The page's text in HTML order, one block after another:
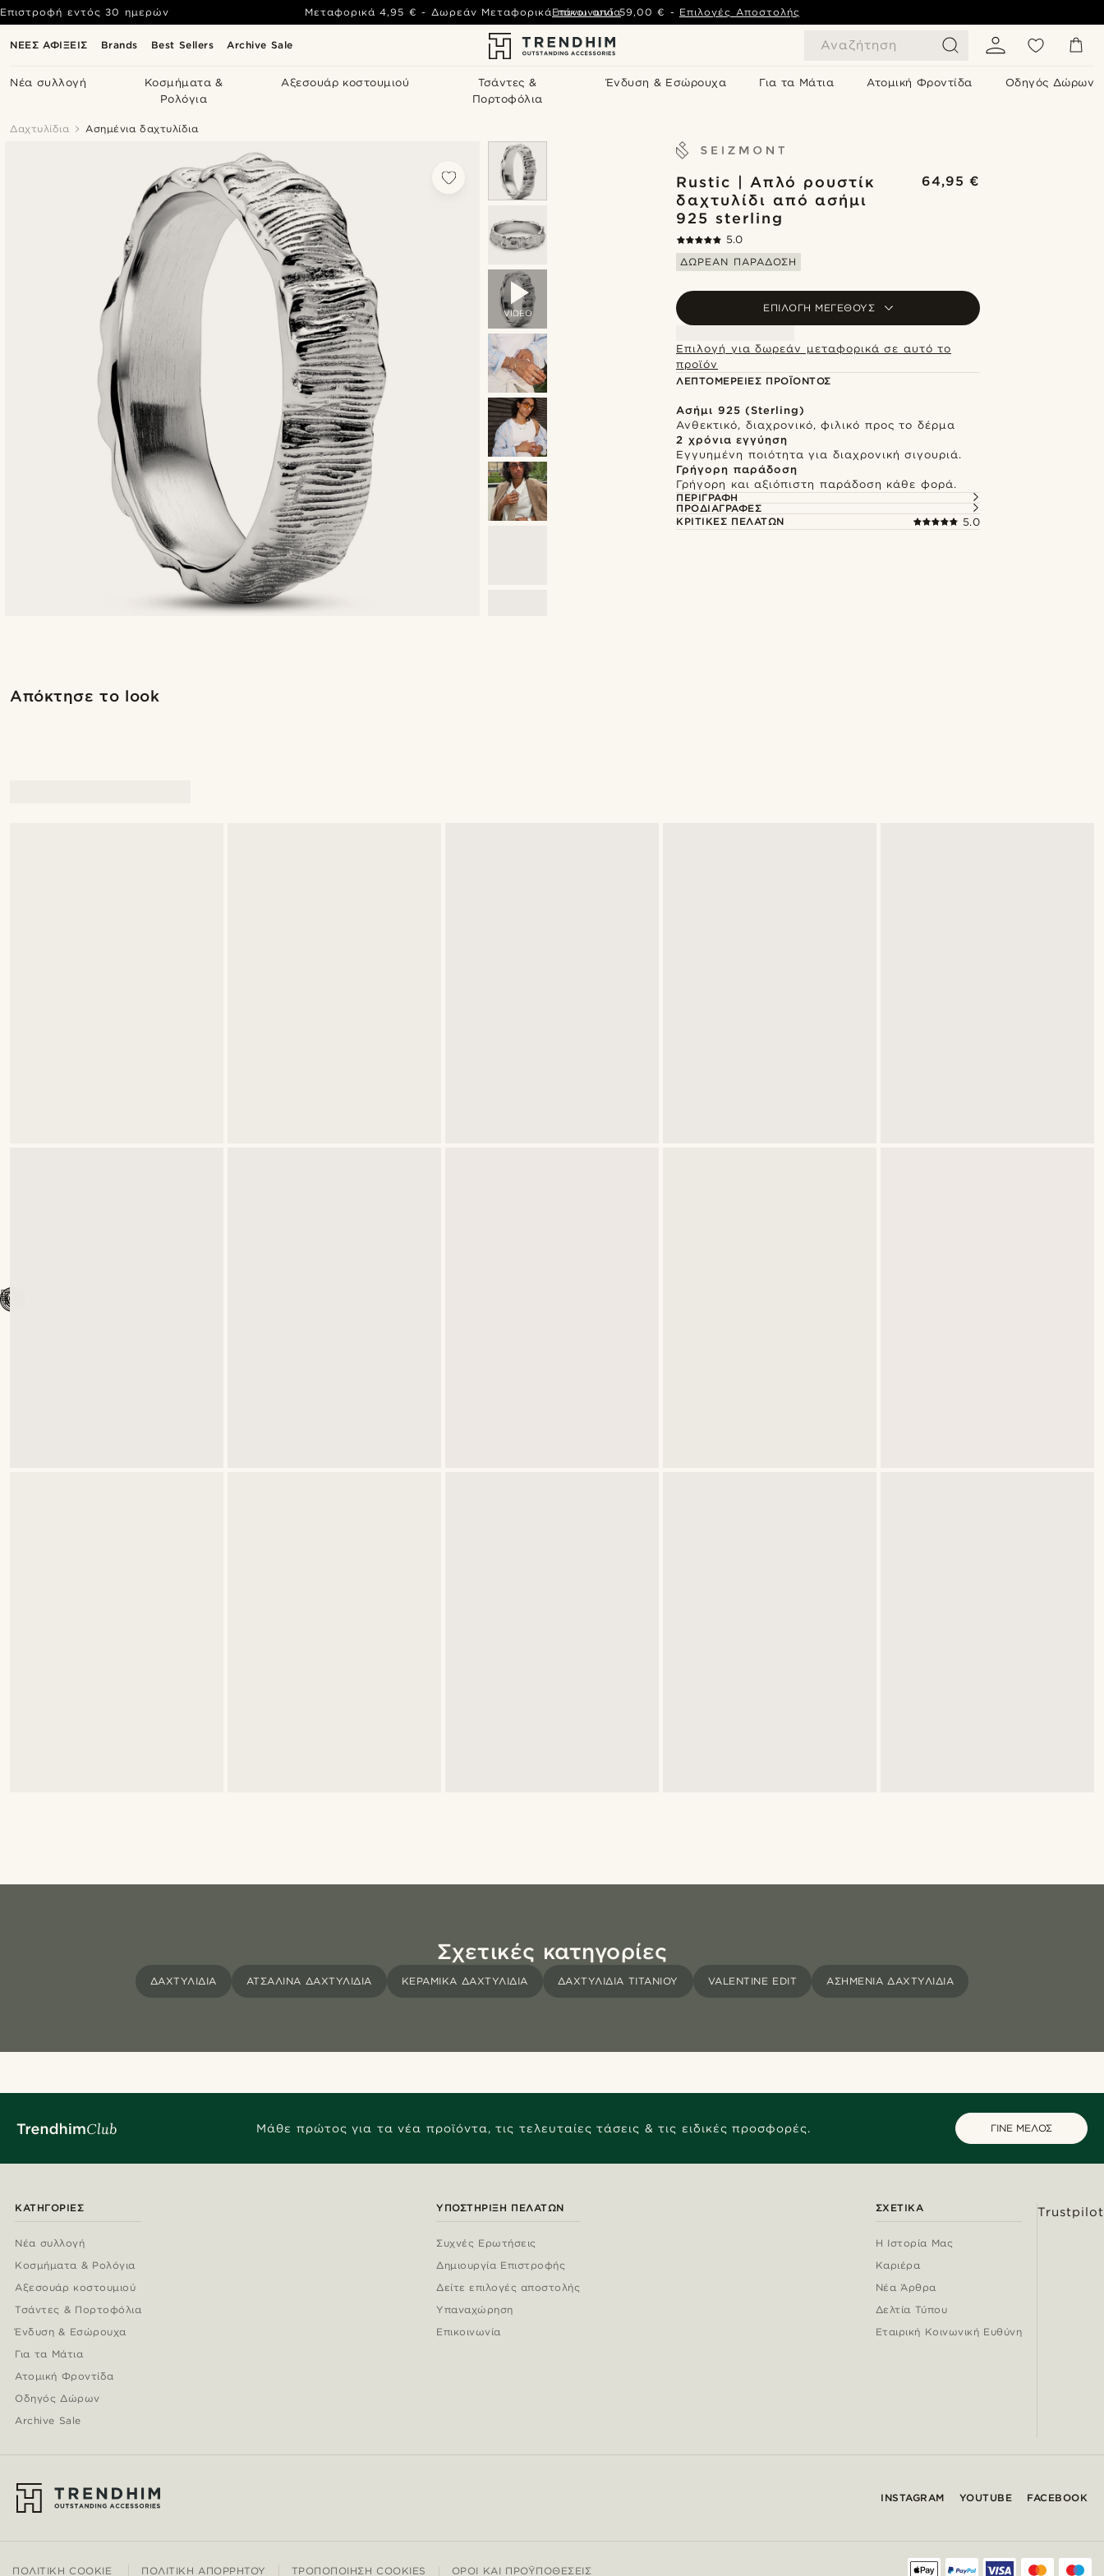
ΝΕΕΣ ΑΦΙΞΕΙΣ Brands Best Sellers Archive Sale Αναζήτηση
Νέα συλλογή
Κοσμήματα &
Ρολόγια
Αξεσουάρ κοστουμιού
Τσάντες &
Πορτοφόλια
Ένδυση & Εσώρουχα Για τα Μάτια Ατομική Φροντίδα Οδηγός Δώρων
Επιστροφή εντός 30 ημερών Μεταφορικά 4,95 € - Δωρεάν Μεταφορικά πάνω από59,00 € - Επιλογές Αποστολής
Επικοινωνία
Δαχτυλίδια Ασημένια δαχτυλίδια
VIDEO
Rustic | Απλό ρουστίκ
δαχτυλίδι από ασήμι
925 sterling
64,95 €
5.0
ΔΩΡΕΑΝ ΠΑΡΑΔΟΣΗ
ΕΠΙΛΟΓΉ ΜΕΓΈΘΟΥΣ
Επιλογή για δωρεάν μεταφορικά σε αυτό το
προϊόν
ΛΕΠΤΟΜΈΡΕΙΕΣ ΠΡΟΪΌΝΤΟΣ
Ασήμι 925 (Sterling)
Ανθεκτικό, διαχρονικό, φιλικό προς το δέρμα
2 χρόνια εγγύηση
Εγγυημένη ποιότητα για διαχρονική σιγουριά.
Γρήγορη παράδοση
Γρήγορη και αξιόπιστη παράδοση κάθε φορά.
ΠΕΡΙΓΡΑΦΉ
ΠΡΟΔΙΑΓΡΑΦΈΣ
ΚΡΙΤΙΚΈΣ ΠΕΛΑΤΏΝ
5.0
Απόκτησε το look
Σχετικές κατηγορίες
ΔΑΧΤΥΛΊΔΙΑ ΑΤΣΆΛΙΝΑ ΔΑΧΤΥΛΊΔΙΑ ΚΕΡΑΜΙΚΑ ΔΑΧΤΥΛΙΔΙΑ ΔΑΧΤΥΛΊΔΙΑ ΤΙΤΑΝΊΟΥ VALENTINE EDIT ΑΣΗΜΈΝΙΑ ΔΑΧΤΥΛΊΔΙΑ
Μάθε πρώτος για τα νέα προϊόντα, τις τελευταίες τάσεις & τις ειδικές προσφορές. ΓΙΝΕ ΜΕΛΟΣ
ΚΑΤΗΓΟΡΊΕΣ
Νέα συλλογή
Κοσμήματα & Ρολόγια
Αξεσουάρ κοστουμιού
Τσάντες & Πορτοφόλια
Ένδυση & Εσώρουχα
Για τα Μάτια
Ατομική Φροντίδα
Οδηγός Δώρων
Archive Sale
ΥΠΟΣΤΉΡΙΞΗ ΠΕΛΑΤΏΝ
Συχνές Ερωτήσεις
Δημιουργία Επιστροφής
Δείτε επιλογές αποστολής
Υπαναχώρηση
Επικοινωνία
ΣΧΕΤΙΚΆ
Η Ιστορία Μας
Καριέρα
Νέα Άρθρα
Δελτία Τύπου
Εταιρική Κοινωνική Ευθύνη
Trustpilot
INSTAGRAM YOUTUBE FACEBOOK
ΠΟΛΙΤΙΚΉ COOKIE ΠΟΛΙΤΙΚΉ ΑΠΟΡΡΉΤΟΥ ΤΡΟΠΟΠΟΊΗΣΗ COOKIES ΌΡΟΙ ΚΑΙ ΠΡΟΫΠΟΘΈΣΕΙΣ